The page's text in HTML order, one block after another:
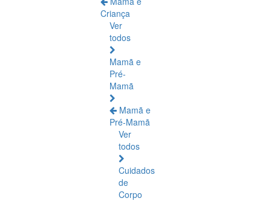
Criança
Ver
todos
Mamã e
Pré-
Mamã
Mamã e
Pré-Mamã
Ver
todos
Cuidados
de
Corpo